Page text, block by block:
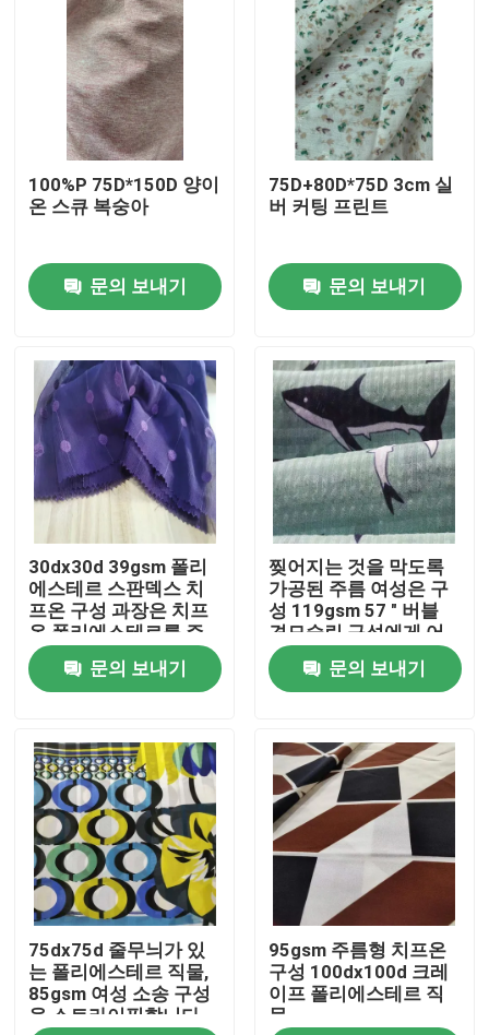
홈
제품 소개
회사 소개
공장 투어
품질 관리
연락처
뉴스
모든 케이스
폴리에스테르 메모리 구성
폴리에스테르 태피터 구성
100%P 75D*150D 양이
온 스큐 복숭아
문의 보내기
75D+80D*75D 3cm 실
버 커팅 프린트
문의 보내기
30dx30d 39gsm 폴리
에스테르 스판덱스 치
프온 구성 과장은 치프
온 폴리에스테르를 주
름잡습니다
문의 보내기
찢어지는 것을 막도록
가공된 주름 여성은 구
성 119gsm 57 " 버블
견모슬린 구성에게 어
울립니다
문의 보내기
75dx75d 줄무늬가 있
는 폴리에스테르 직물,
85gsm 여성 소송 구성
을 스트라이핑합니다
95gsm 주름형 치프온
구성 100dx100d 크레
이프 폴리에스테르 직
물